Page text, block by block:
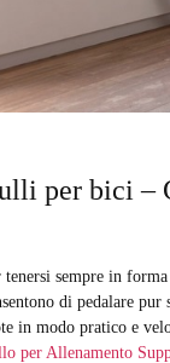
per bici –
tenersi sempre in
di pedalare
in modo pratico e
per Allenamento